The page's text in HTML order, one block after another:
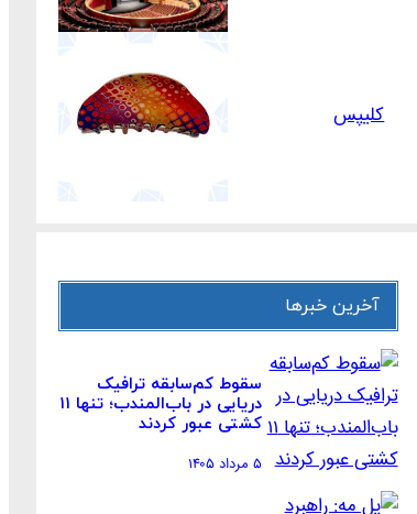
کلیپس
آخرین خبرها
سقوط کم‌سابقه ترافیک
دریایی در باب‌المندب؛ تنها ۱۱
کشتی عبور کردند
۵ مرداد ۱۴۰۵